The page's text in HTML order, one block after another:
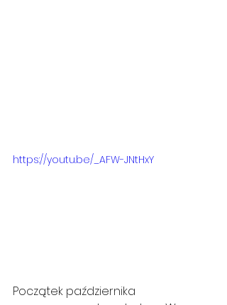
https://youtu.be/_AFW-JNtHxY
Początek października